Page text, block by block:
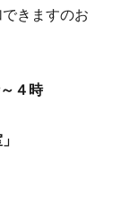
きますのお
４時